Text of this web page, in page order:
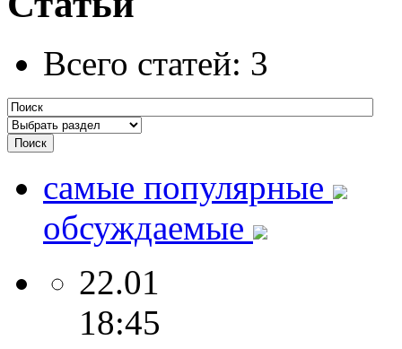
Всего статей: 3
самые популярные
обсуждаемые
22.01
18:45